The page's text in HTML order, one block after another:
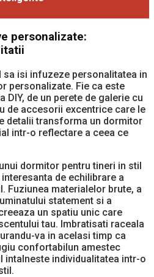
personalizate:
isi infuzeze personalitatea in
personalizate. Fie ca este
DIY, de un perete de galerie cu
de accesorii excentrice care le
detalii transforma un dormitor
intr-o reflectare a ceea ce
dormitor pentru tineri in stil
de echilibrare a
Fuziunea materialelor brute, a
statement si a
un spatiu unic care
tau. Imbratisati raceala
va in acelasi timp ca
confortabilun amestec
intalneste individualitatea intr-o